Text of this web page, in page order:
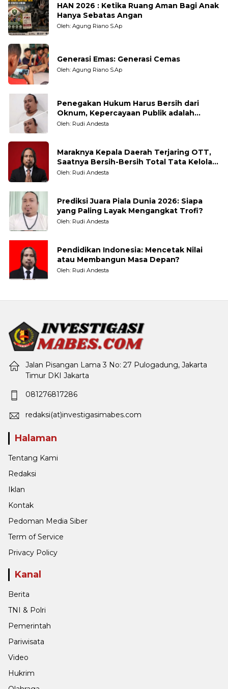
HAN 2026 : Ketika Ruang Aman Bagi Anak
Hanya Sebatas Angan
Oleh: Agung Riano S.Ap
Generasi Emas: Generasi Cemas
Oleh: Agung Riano S.Ap
Penegakan Hukum Harus Bersih dari
Oknum, Kepercayaan Publik adalah
Taruhannya
Oleh: Rudi Andesta
Maraknya Kepala Daerah Terjaring OTT,
Saatnya Bersih-Bersih Total Tata Kelola
Pemerintahan
Oleh: Rudi Andesta
Prediksi Juara Piala Dunia 2026: Siapa
yang Paling Layak Mengangkat Trofi?
Oleh: Rudi Andesta
Pendidikan Indonesia: Mencetak Nilai
atau Membangun Masa Depan?
Oleh: Rudi Andesta
Jalan Pisangan Lama 3 No: 27 Pulogadung, Jakarta
Timur DKI Jakarta
081276817286
redaksi(at)investigasimabes.com
Halaman
Tentang Kami
Redaksi
Iklan
Kontak
Pedoman Media Siber
Term of Service
Privacy Policy
Kanal
Berita
TNI & Polri
Pemerintah
Pariwisata
Video
Hukrim